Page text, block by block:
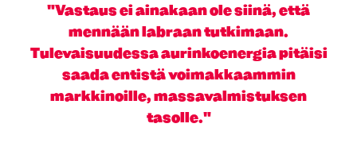
"Vastaus ei ainakaan ole siinä, että
mennään labraan tutkimaan.
Tulevaisuudessa aurinkoenergia pitäisi
saada entistä voimakkaammin
markkinoille, massavalmistuksen
tasolle."